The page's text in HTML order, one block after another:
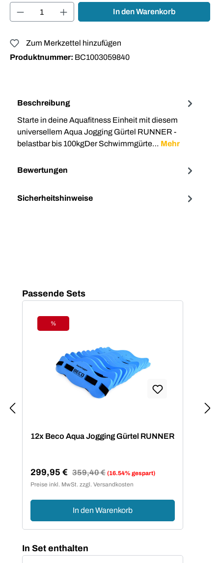
Produkt Anzahl: Gib den gewünschten
In den Warenkorb
Zum Merkzettel hinzufügen
Produktnummer: BC1003059840
Beschreibung
Starte in deine Aquafitness Einheit mit diesem
universellem Aqua Jogging Gürtel RUNNER -
belastbar bis 100kgDer Schwimmgürte… Mehr
Bewertungen
Sicherheitshinweise
Produktgalerie überspringen
Passende Sets
Rabatt
%
12x Beco Aqua Jogging Gürtel RUNNER
Verkaufspreis:
299,95 € Regulärer Preis:
359,40 € (16.54% gespart)
Preise inkl. MwSt. zzgl. Versandkosten
In den Warenkorb
Produktgalerie überspringen
In Set enthalten